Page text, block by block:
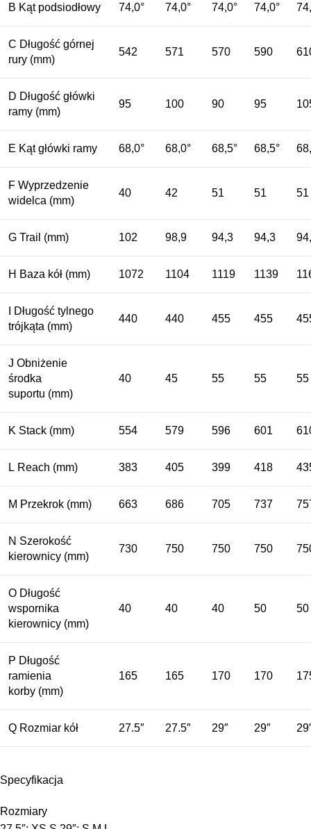
B Kąt podsiodłowy 74,0° 74,0° 74,0° 74,0°
C Długość górnej
rury (mm)
542 571 570 590
D Długość główki
ramy (mm)
95 100 90 95
E Kąt główki ramy 68,0° 68,0° 68,5° 68,5°
F Wyprzedzenie
widelca (mm)
40 42 51 51 51
G Trail (mm) 102 98,9 94,3 94,3
H Baza kół (mm) 1072 1104 1119 1139
Długość tylnego
trójkąta (mm)
440 440 455 455
J Obniżenie
środka
suportu (mm)
40 45 55 55 55
K Stack (mm) 554 579 596 601
L Reach (mm) 383 405 399 418
M Przekrok (mm) 663 686 705 737
N Szerokość
kierownicy (mm)
730 750 750 750
O Długość
wspornika
kierownicy (mm)
40 40 40 50 50
P Długość
ramienia
korby (mm)
165 165 170 170
Q Rozmiar kół 27.5″ 27.5″ 29″ 29″
Specyfikacja
Rozmiary